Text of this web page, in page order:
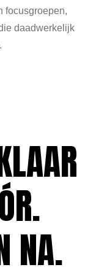
focusgroepen,
daadwerkelijk
NA.